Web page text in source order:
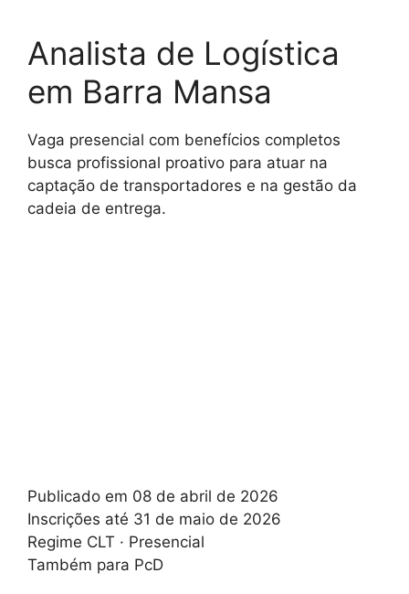
Analista de Logística
em Barra Mansa
Vaga presencial com benefícios completos
busca profissional proativo para atuar na
captação de transportadores e na gestão da
cadeia de entrega.
Publicado em 08 de abril de 2026
Inscrições até 31 de maio de 2026
Regime CLT · Presencial
Também para PcD